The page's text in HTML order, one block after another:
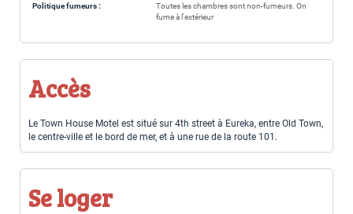
Politique fumeurs :
Toutes les chambres sont non-fumeurs. On
fume à l'extérieur
Accès
Le Town House Motel est situé sur 4th street à Eureka, entre Old Town,
le centre-ville et le bord de mer, et à une rue de la route 101.
Se loger